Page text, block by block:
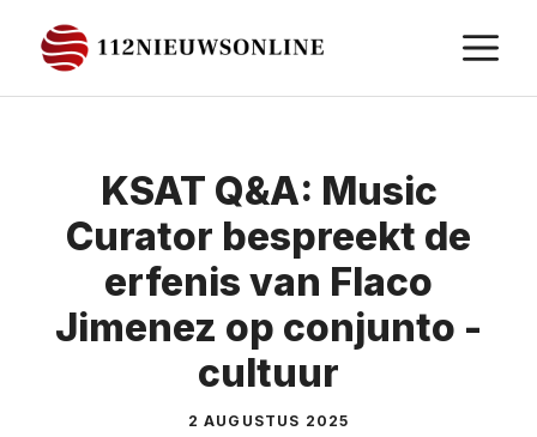
naar
de
KSAT Q&A: Music
Curator bespreekt de
erfenis van Flaco
Jimenez op conjunto -
cultuur
2 AUGUSTUS 2025